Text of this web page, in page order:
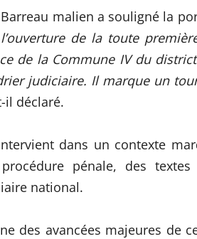
malien a souligné la
de la toute
de la Commune IV du
judiciaire. Il marque un
il déclaré.
dans un contexte
pénale, des
national.
des avancées majeures de